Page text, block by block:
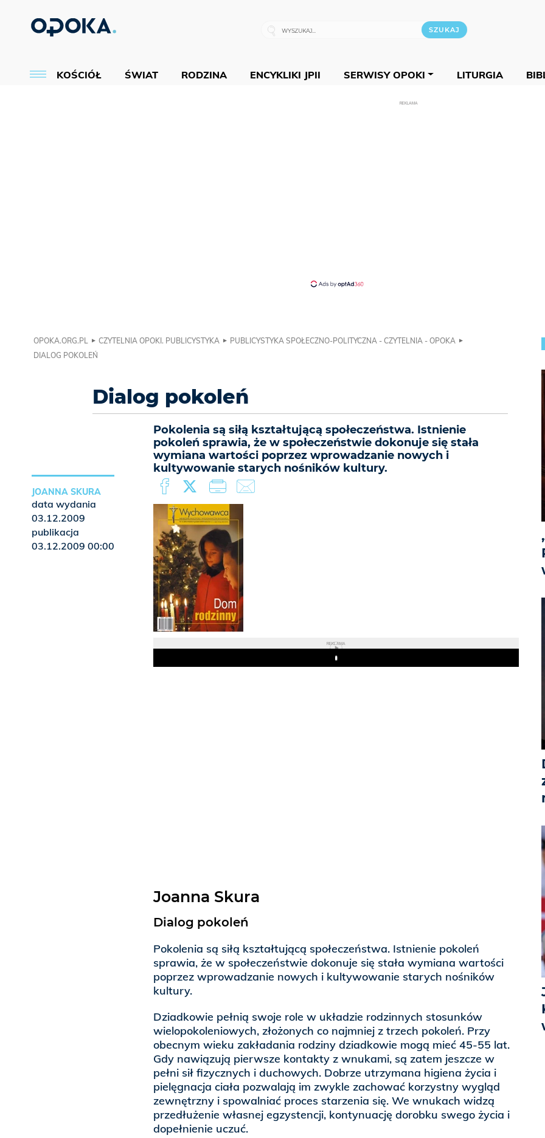
KOŚCIÓŁ ŚWIAT RODZINA ENCYKLIKI JPII SERWISY OPOKI LITURGIA
REKLAMA
OPOKA.ORG.PL CZYTELNIA OPOKI. PUBLICYSTYKA
PUBLICYSTYKA SPOŁECZNO-POLITYCZNA - CZYTELNIA - OPOKA
DIALOG POKOLEŃ
Dialog pokoleń
Pokolenia są siłą kształtującą społeczeństwa. Istnienie
pokoleń sprawia, że w społeczeństwie dokonuje się stała
wymiana wartości poprzez wprowadzanie nowych i
kultywowanie starych nośników kultury.
REKLAMA
Play
Joanna Skura
Dialog pokoleń
Pokolenia są siłą kształtującą społeczeństwa. Istnienie pokoleń
sprawia, że w społeczeństwie dokonuje się stała wymiana wartości
poprzez wprowadzanie nowych i kultywowanie starych nośników
kultury.
Dziadkowie pełnią swoje role w układzie rodzinnych stosunków
wielopokoleniowych, złożonych co najmniej z trzech pokoleń. Przy
obecnym wieku zakładania rodziny dziadkowie mogą mieć 45-55 lat.
Gdy nawiązują pierwsze kontakty z wnukami, są zatem jeszcze w
pełni sił fizycznych i duchowych. Dobrze utrzymana higiena życia i
pielęgnacja ciała pozwalają im zwykle zachować korzystny wygląd
zewnętrzny i spowalniać proces starzenia się. We wnukach widzą
przedłużenie własnej egzystencji, kontynuację dorobku swego życia i
dopełnienie uczuć.
JOANNA SKURA
data wydania
03.12.2009
publikacja
03.12.2009 00:00